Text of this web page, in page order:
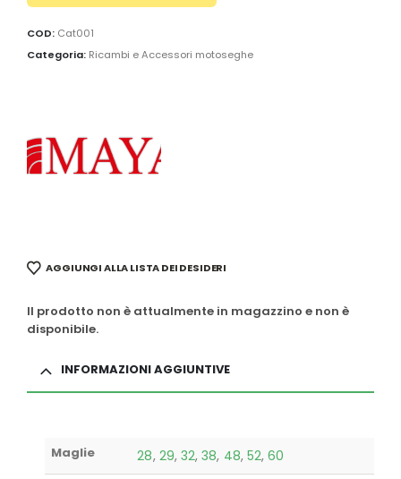
COD: Cat001
Categoria: Ricambi e Accessori motoseghe
AGGIUNGI ALLA LISTA DEI DESIDERI
Il prodotto non è attualmente in magazzino e non è
disponibile.
INFORMAZIONI AGGIUNTIVE
Maglie 28, 29, 32,38, 48, 52,60